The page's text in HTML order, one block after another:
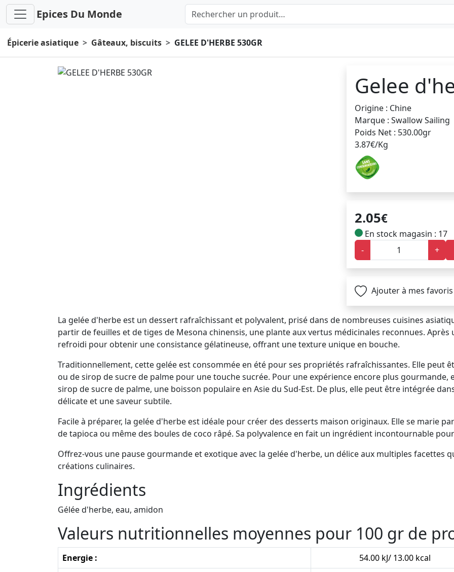
Epices Du Monde
Épicerie asiatique Gâteaux, biscuits GELEE D'HERBE 530GR
Gelee
Origine : Chine
Marque : Swallow Sailing
Poids Net : 530.00gr
3.87€/Kg
2.05€
En stock magasin : 17
-
+
Ajouter à mes favoris
La gelée d'herbe est un dessert rafraîchissant et polyvalent, prisé dans de nombreuses cuisines
partir de feuilles et de tiges de Mesona chinensis, une plante aux vertus médicinales reconnues.
refroidi pour obtenir une consistance gélatineuse, offrant une texture unique en bouche.
Traditionnellement, cette gelée est consommée en été pour ses propriétés rafraîchissantes. Elle peut
ou de sirop de sucre de palme pour une touche sucrée. Pour une expérience encore plus gourmande,
sirop de sucre de palme, une boisson populaire en Asie du Sud-Est. De plus, elle peut être intégrée
délicate et une saveur subtile.
Facile à préparer, la gelée d'herbe est idéale pour créer des desserts maison originaux. Elle se marie
de tapioca ou même des boules de coco râpé. Sa polyvalence en fait un ingrédient incontournable
Offrez-vous une pause gourmande et exotique avec la gelée d'herbe, un délice aux multiples facettes
créations culinaires.
Ingrédients
Gélée d'herbe, eau, amidon
Valeurs nutritionnelles moyennes pour 100 gr de
Energie :
54.00 kJ/ 13.00 kcal